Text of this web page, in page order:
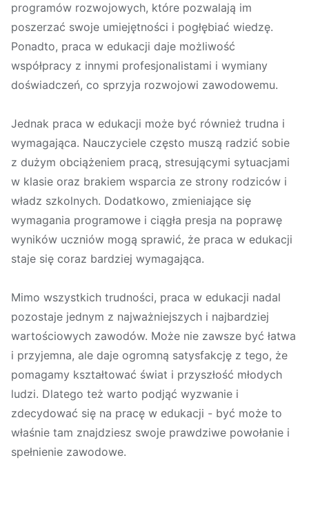
programów rozwojowych, które pozwalają im
poszerzać swoje umiejętności i pogłębiać wiedzę.
Ponadto, praca w edukacji daje możliwość
współpracy z innymi profesjonalistami i wymiany
doświadczeń, co sprzyja rozwojowi zawodowemu.
Jednak praca w edukacji może być również trudna i
wymagająca. Nauczyciele często muszą radzić sobie
z dużym obciążeniem pracą, stresującymi sytuacjami
w klasie oraz brakiem wsparcia ze strony rodziców i
władz szkolnych. Dodatkowo, zmieniające się
wymagania programowe i ciągła presja na poprawę
wyników uczniów mogą sprawić, że praca w edukacji
staje się coraz bardziej wymagająca.
Mimo wszystkich trudności, praca w edukacji nadal
pozostaje jednym z najważniejszych i najbardziej
wartościowych zawodów. Może nie zawsze być łatwa
i przyjemna, ale daje ogromną satysfakcję z tego, że
pomagamy kształtować świat i przyszłość młodych
ludzi. Dlatego też warto podjąć wyzwanie i
zdecydować się na pracę w edukacji - być może to
właśnie tam znajdziesz swoje prawdziwe powołanie i
spełnienie zawodowe.